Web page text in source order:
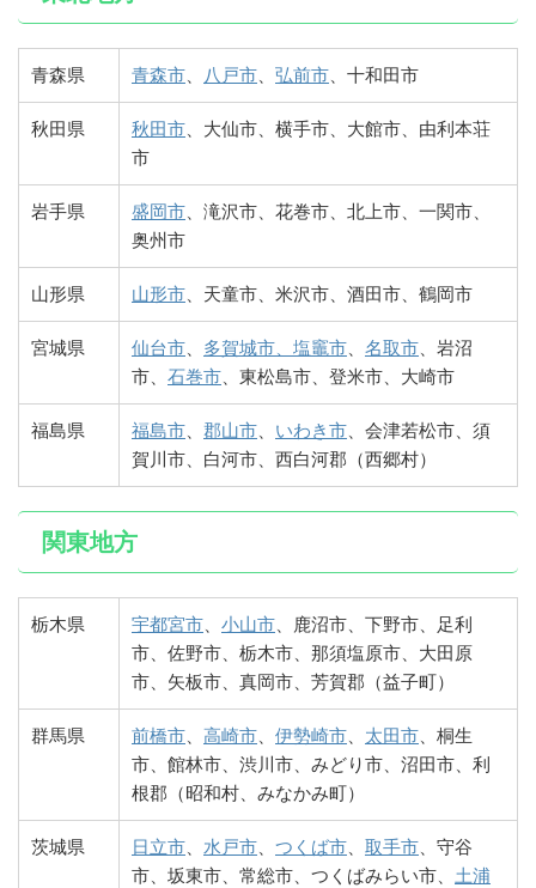
青森県 青森市、 八戸市、 弘前市、十和田市
秋田県 秋田市、大仙市、横手市、大館市、由利本荘
市
岩手県 盛岡市、滝沢市、花巻市、北上市、一関市、
奥州市
山形県 山形市、天童市、米沢市、酒田市、鶴岡市
宮城県 仙台市、 多賀城市、塩竈市、 名取市、岩沼
市、 石巻市、東松島市、登米市、大崎市
福島県 福島市、 郡山市、 いわき市、会津若松市、須
賀川市、白河市、西白河郡（西郷村）
関東地方
栃木県 宇都宮市、 小山市、鹿沼市、下野市、足利
市、佐野市、栃木市、那須塩原市、大田原
市、矢板市、真岡市、芳賀郡（益子町）
群馬県 前橋市、 高崎市、 伊勢崎市、 太田市、桐生
市、館林市、渋川市、みどり市、沼田市、利
根郡（昭和村、みなかみ町）
茨城県 日立市、 水戸市、 つくば市、 取手市、守谷
市、坂東市、常総市、つくばみらい市、 土浦